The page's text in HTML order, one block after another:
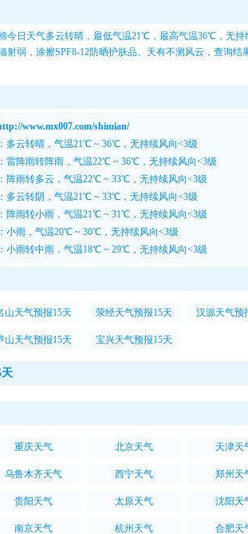
今日天气多云转晴，最低气温21℃，最高气温36℃，无持
射弱，涂擦SPF8-12防晒护肤品。天有不测风云，查询结
www.mx007.com/shimian/
多云转晴，气温21℃ ~ 36℃，无持续风向<3级
雷阵雨转阵雨，气温22℃ ~ 36℃，无持续风向<3级
阵雨转多云，气温22℃ ~ 33℃，无持续风向<3级
多云转阴，气温21℃ ~ 33℃，无持续风向<3级
阵雨转小雨，气温21℃ ~ 31℃，无持续风向<3级
小雨，气温20℃ ~ 30℃，无持续风向<3级
小雨转中雨，气温18℃ ~ 29℃，无持续风向<3级
山天气预报15天 荥经天气预报15天 汉源天气预
山天气预报15天 宝兴天气预报15天
重庆天气 北京天气 天津天
乌鲁木齐天气 西宁天气 郑州天
贵阳天气 太原天气 沈阳天
南京天气 杭州天气 合肥天